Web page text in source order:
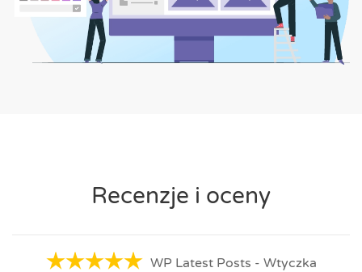
Recenzje i oceny
WP Latest Posts - Wtyczka